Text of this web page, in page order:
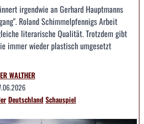
irgendwie an Gerhard Hauptmanns
Roland Schimmelpfennigs Arbeit
literarische Qualität. Trotzdem gibt
immer wieder plastisch umgesetzt
WALTHER
DeutschlandSchauspiel